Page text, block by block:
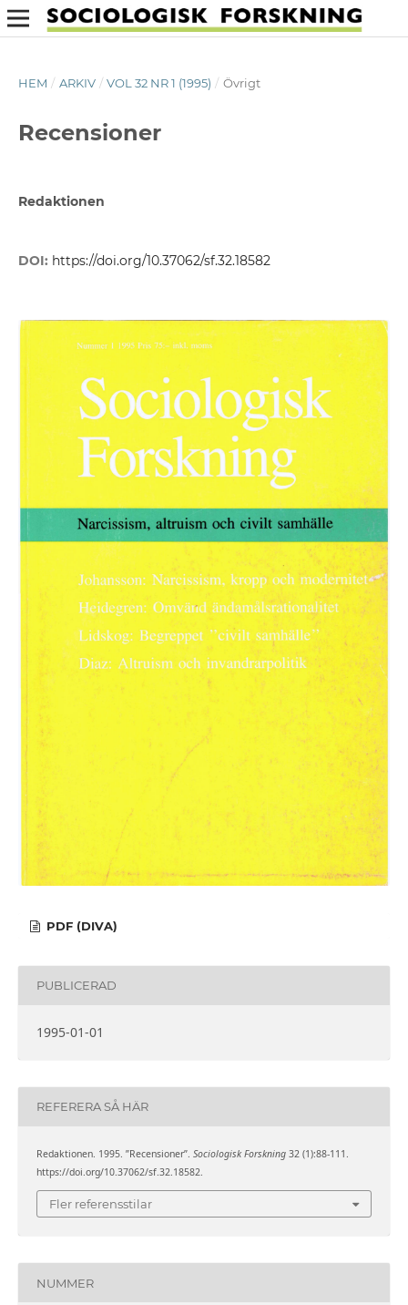
HEM / ARKIV / VOL 32 NR 1 (1995) / Övrigt
Recensioner
Redaktionen
DOI: https://doi.org/10.37062/sf.32.18582
PDF (DIVA)
PUBLICERAD
1995-01-01
REFERERA SÅ HÄR
Redaktionen. 1995. ”Recensioner”. Sociologisk Forskning32 (1):88-111.
https://doi.org/10.37062/sf.32.18582.
Fler referensstilar
NUMMER